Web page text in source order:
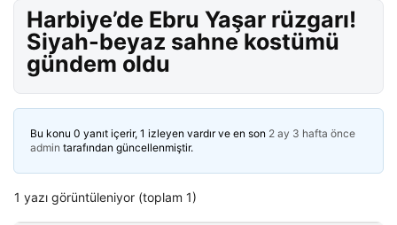
Harbiye’de Ebru Yaşar rüzgarı!
Siyah-beyaz sahne kostümü
gündem oldu
Bu konu 0 yanıt içerir, 1 izleyen vardır ve en son 2 ay 3 hafta önce
admin tarafından güncellenmiştir.
1 yazı görüntüleniyor (toplam 1)